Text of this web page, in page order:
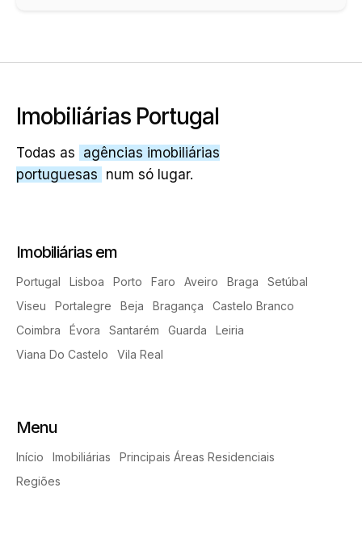
Imobiliárias Portugal
Todas as agências imobiliárias
portuguesas num só lugar.
Imobiliárias em
Portugal Lisboa Porto Faro Aveiro Braga
Setúbal
Viseu
Portalegre Beja Bragança
Castelo Branco
Coimbra
Évora Santarém Guarda
Leiria
Viana Do Castelo
Vila Real
Menu
Início Imobiliárias
Principais Áreas Residenciais
Regiões